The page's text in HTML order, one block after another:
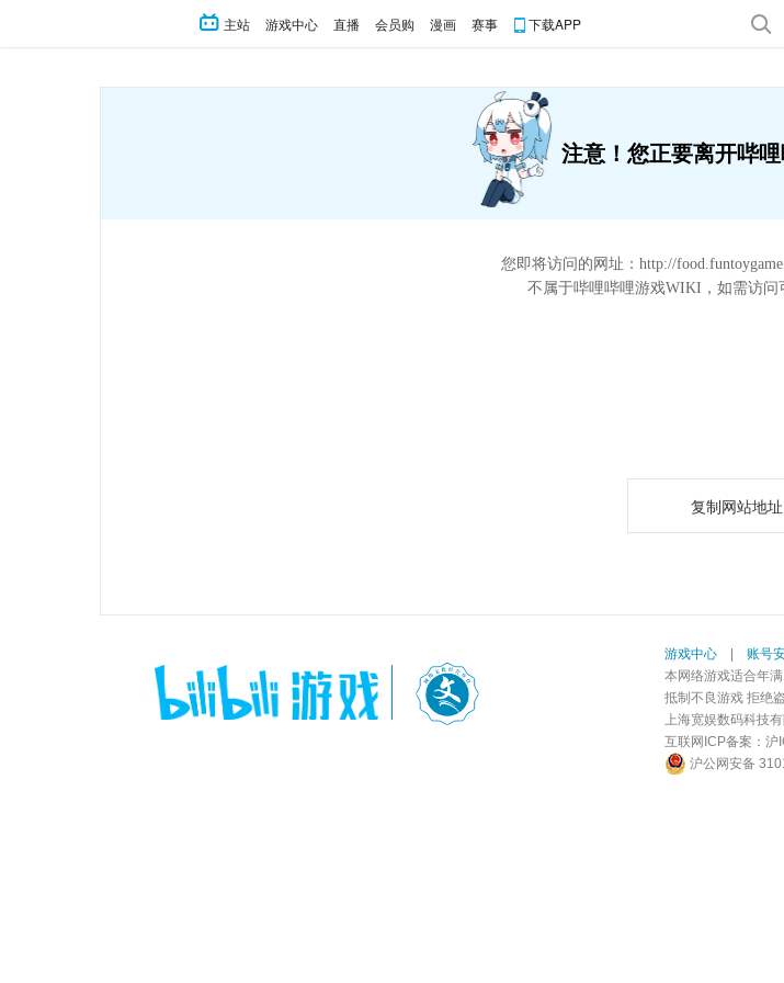
主站 游戏中心 直播 会员购 漫画 赛事 下载APP
注意！您正要离开哔
您即将访问的网址： http://
不属于哔哩哔哩游戏WIKI，如需访问
复制网站地址
游戏中心 账号
本网络游戏适合年
抵制不良游戏 拒绝
上海宽娱数码科技
互联网ICP备案： 沪
沪公网安备